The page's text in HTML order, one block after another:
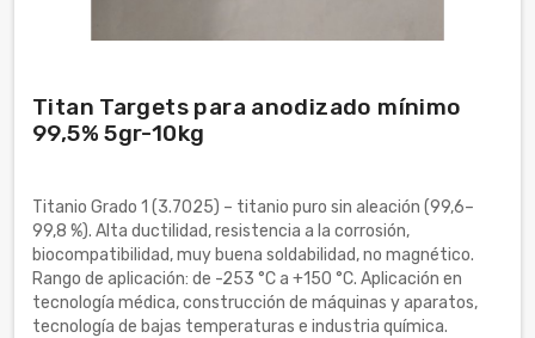
Titan Targets para anodizado mínimo
99,5% 5gr-10kg
Titanio Grado 1 (3.7025) – titanio puro sin aleación (99,6–
99,8 %). Alta ductilidad, resistencia a la corrosión,
biocompatibilidad, muy buena soldabilidad, no magnético.
Rango de aplicación: de -253 °C a +150 °C. Aplicación en
tecnología médica, construcción de máquinas y aparatos,
tecnología de bajas temperaturas e industria química.